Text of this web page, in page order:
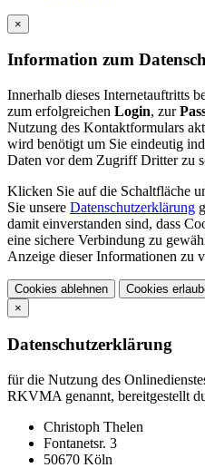
×
Information zum
Innerhalb dieses Internetauftritts
zum erfolgreichen Login, zur
Nutzung des Kontaktformulars
wird benötigt um Sie eindeutig
Daten vor dem Zugriff Dritter zu
Klicken Sie auf die Schaltfläche
Sie unsere Datenschutzerklärung
damit einverstanden sind, dass
eine sichere Verbindung zu
Anzeige dieser Informationen zu
Cookies ablehnen
Cookies
×
Datenschutzerklärung
für die Nutzung des
RKVMA genannt, bereitgestellt
Christoph Thelen
Fontanetsr. 3
50670 Köln